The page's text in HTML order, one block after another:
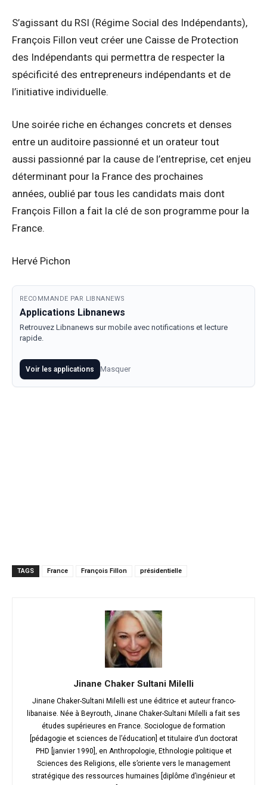
S’agissant du RSI (Régime Social des Indépendants),
François Fillon veut créer une Caisse de Protection
des Indépendants qui permettra de respecter la
spécificité des entrepreneurs indépendants et de
l’initiative individuelle.
Une soirée riche en échanges concrets et denses
entre un auditoire passionné et un orateur tout
aussi passionné par la cause de l’entreprise, cet enjeu
déterminant pour la France des prochaines
années, oublié par tous les candidats mais dont
François Fillon a fait la clé de son programme pour la
France.
Hervé Pichon
RECOMMANDE PAR LIBNANEWS
Applications Libnanews
Retrouvez Libnanews sur mobile avec notifications et lecture
rapide.
Voir les applications Masquer
TAGS France François Fillon présidentielle
Jinane Chaker Sultani Milelli
Jinane Chaker-Sultani Milelli est une éditrice et auteur franco-
libanaise. Née à Beyrouth, Jinane Chaker-Sultani Milelli a fait ses
études supérieures en France. Sociologue de formation
[pédagogie et sciences de l’éducation] et titulaire d’un doctorat
PHD [janvier 1990], en Anthropologie, Ethnologie politique et
Sciences des Religions, elle s’oriente vers le management
stratégique des ressources humaines [diplôme d’ingénieur et